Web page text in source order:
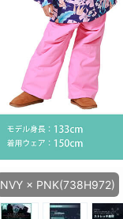
NVY × PNK(738H972)